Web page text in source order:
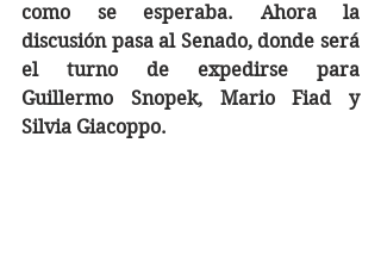
como se esperaba. Ahora la
discusión pasa al Senado, donde será
el turno de expedirse para
Guillermo Snopek, Mario Fiad y
Silvia Giacoppo.